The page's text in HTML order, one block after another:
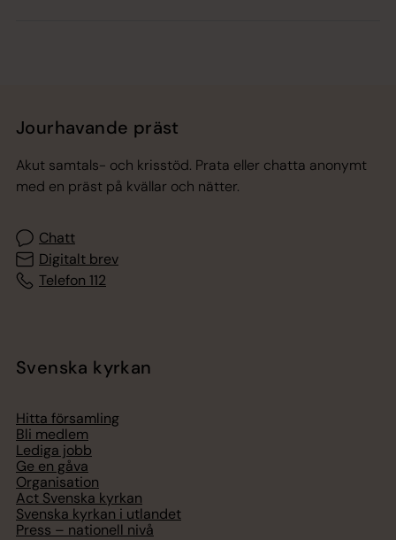
Jourhavande präst
Akut samtals- och krisstöd. Prata eller chatta anonymt
med en präst på kvällar och nätter.
Chatt
Digitalt brev
Telefon 112
Svenska kyrkan
Hitta församling
Bli medlem
Lediga jobb
Ge en gåva
Organisation
Act Svenska kyrkan
Svenska kyrkan i utlandet
Press – nationell nivå